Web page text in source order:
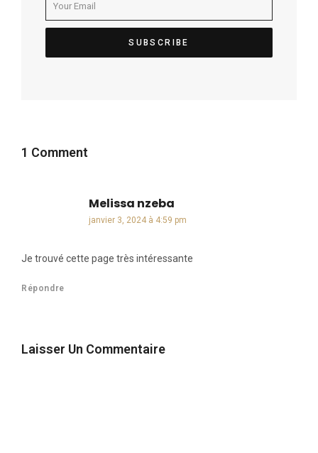
1 Comment
Melissa nzeba
janvier 3, 2024 à 4:59 pm
Je trouvé cette page très intéressante
Répondre
Laisser Un Commentaire